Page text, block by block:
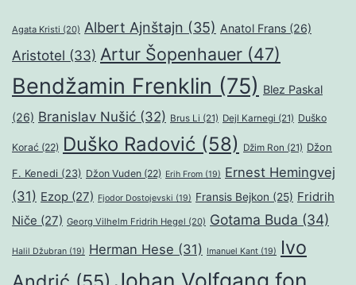
Agata Kristi (20) Albert Ajnštajn (35) Anatol Frans (26)
Aristotel (33) Artur Šopenhauer (47)
Bendžamin Frenklin (75) Blez Paskal
(26) Branislav Nušić (32) Brus Li (21) Dejl Karnegi (21) Duško
Korać (22) Duško Radović (58) Džim Ron (21) Džon
F. Kenedi (23) Džon Vuden (22) Erih From (19) Ernest Hemingvej
(31) Ezop (27) Fjodor Dostojevski (19) Fransis Bejkon (25) Fridrih
Niče (27) Georg Vilhelm Fridrih Hegel (20) Gotama Buda (34)
Halil Džubran (19) Herman Hese (31) Imanuel Kant (19)
Ivo